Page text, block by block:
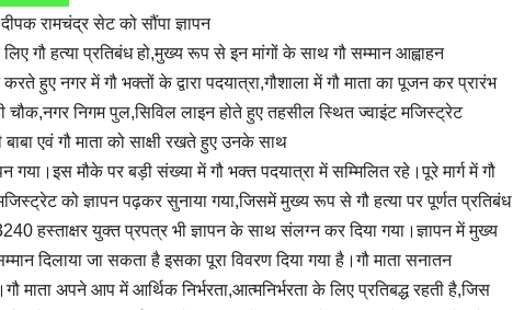
रामचंद्र सेट को सौंपा ज्ञापन
गौ हत्या प्रतिबंध हो,मुख्य रूप से इन मांगों के साथ गौ सम्मान आह्वाहन
हुए नगर में गौ भक्तों के द्वारा पदयात्रा,गौशाला में गौ माता का पूजन कर प्रारंभ
निगम पुल,सिविल लाइन होते हुए तहसील स्थित ज्वाइंट मजिस्ट्रेट
एवं गौ माता को साक्षी रखते हुए उनके साथ
गया।इस मौके पर बड़ी संख्या में गौ भक्त पदयात्रा में सम्मिलित रहे।पूरे मार्ग में गौ
को ज्ञापन पढ़कर सुनाया गया,जिसमें मुख्य रूप से गौ हत्या पर पूर्णत प्रतिबंध
हस्ताक्षर युक्त प्रपत्र भी ज्ञापन के साथ संलग्न कर दिया गया।ज्ञापन में मुख्य
दिलाया जा सकता है इसका पूरा विवरण दिया गया है।गौ माता सनातन
अपने आप में आर्थिक निर्भरता,आत्मनिर्भरता के लिए प्रतिबद्ध रहती है,जिस